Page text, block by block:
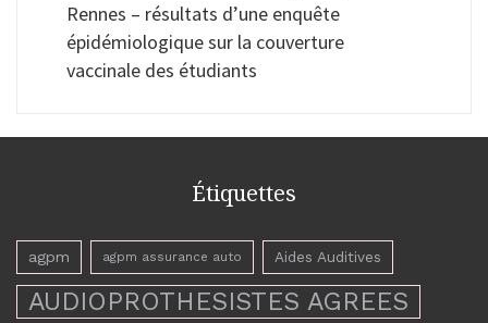
Rennes – résultats d’une enquête
épidémiologique sur la couverture
vaccinale des étudiants
Étiquettes
agpm agpm assurance auto Aides Auditives
AUDIOPROTHESISTES AGREES